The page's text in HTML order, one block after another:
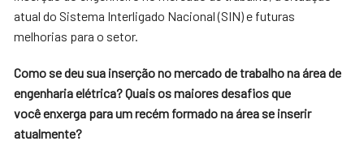
atual do Sistema Interligado Nacional (SIN) e futuras
melhorias para o setor.
Como se deu sua inserção no mercado de trabalho na área de
engenharia elétrica? Quais os maiores desafios que
você enxerga para um recém formado na área se inserir
atualmente?